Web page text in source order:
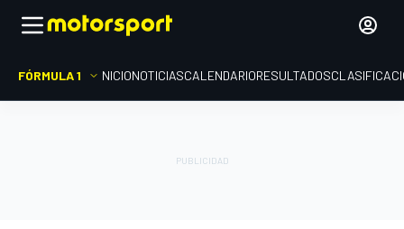
FÓRMULA 1 INICIONOTICIASCALENDARIORESULTADOS